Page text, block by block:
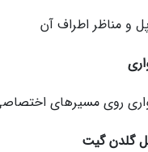
و مناظر اطراف آن
روی مسیرهای
گلدن گیت